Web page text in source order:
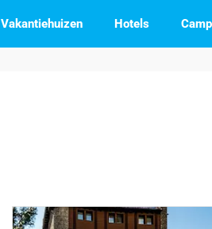
Vakantiehuizen Hotels